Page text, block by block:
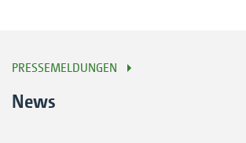
PRESSEMELDUNGEN
News